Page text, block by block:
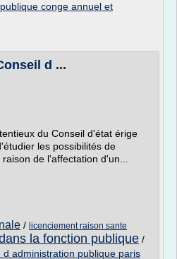
conge annuel et
d ...
du Conseil d'état érige
les possibilités de
de l'affectation d'un...
/ licenciement raison sante
la fonction publique /
d administration publique paris